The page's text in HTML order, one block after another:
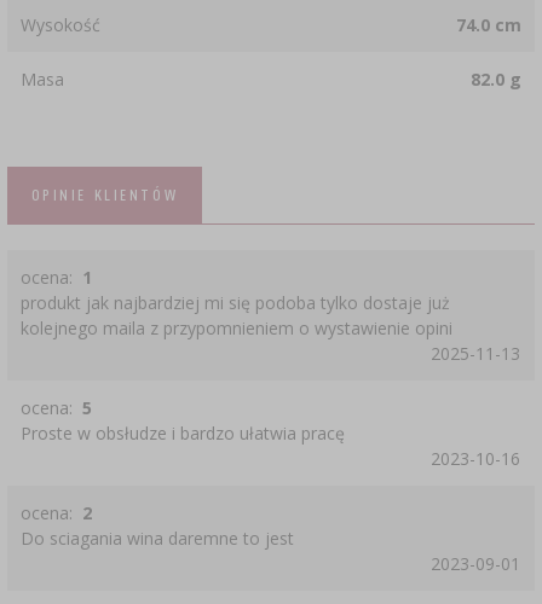
Wysokość 74.0 cm
Masa 82.0 g
OPINIE KLIENTÓW
ocena: 1
produkt jak najbardziej mi się podoba tylko dostaje już
kolejnego maila z przypomnieniem o wystawienie opini
2025-11-13
ocena: 5
Proste w obsłudze i bardzo ułatwia pracę
2023-10-16
ocena: 2
Do sciagania wina daremne to jest
2023-09-01